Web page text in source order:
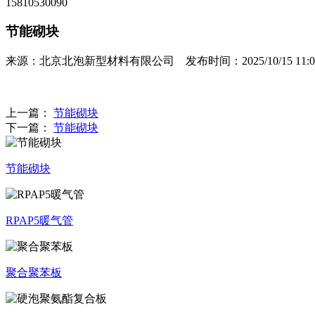
15810530090
节能砌块
来源：北京北泡新型材料有限公司 发布时间：2025/10/15
上一篇： 节能砌块
下一篇： 节能砌块
节能砌块
RPAP5暖气管
聚合聚苯板